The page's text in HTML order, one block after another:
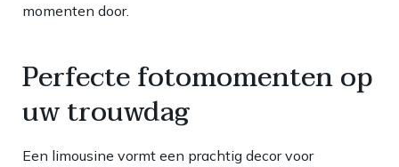
momenten door.
Perfecte fotomomenten op
uw trouwdag
Een limousine vormt een prachtig decor voor